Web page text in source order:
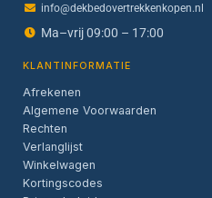
info@dekbedovertrekkenkopen.nl
Ma–vrij 09:00 – 17:00
KLANTINFORMATIE
Afrekenen
Algemene Voorwaarden
Rechten
Verlanglijst
Winkelwagen
Kortingscodes